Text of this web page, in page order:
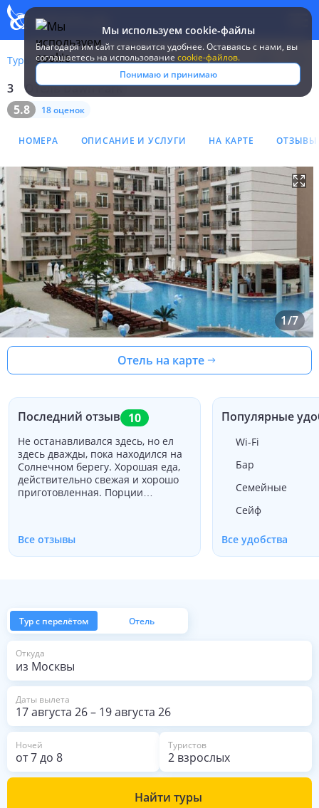
Мы используем cookie-файлы
Благодаря им сайт становится удобнее. Оставаясь c нами, вы
соглашаетесь на использование cookie-файлов.
Понимаю и принимаю
Туры Болгария Солнечный берег Dawn Park
Отель Dawn Park 3*
3
Отель Dawn Park
5.8
18 оценок
НОМЕРА ОПИСАНИЕ И УСЛУГИ НА КАРТЕ ОТЗЫВЫ
1/7
Отель на карте
Последний отзыв 10
Не останавливался здесь, но ел
здесь дважды, пока находился на
Солнечном берегу. Хорошая еда,
действительно свежая и хорошо
приготовленная. Порции
посещении, вероятно, 1 порция
была бы сделана между нами
соотношение цены и качества и
нашел персонал очень приятным.
Все отзывы
Популярные
Wi-Fi
Бар
Семейные
Сейф
Все удобства
Тур с перелётом Отель
Откуда
из Москвы
Даты вылета
17 августа 26– 19 августа 26
Ночей
от7до 8
Туристов
2 взрослых
Найти туры